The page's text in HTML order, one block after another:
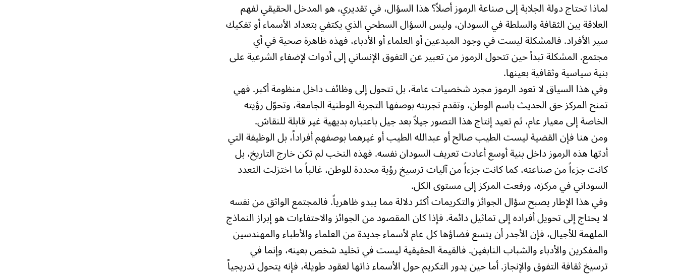
لماذا تحتاج دولة الجلابة إلى صناعة الرموز أصلاً؟ هذا السؤال، في تقديري، هو المدخل الحقيقي لفهم
العلاقة بين الثقافة والسلطة في السودان، وليس السؤال السطحي الذي يكتفي بتعداد الأسماء أو تفكيك
سير الأفراد. فالمشكلة ليست في وجود المبدعين أو العلماء أو الأدباء، فهذه ظاهرة صحية في أي
مجتمع. المشكلة تبدأ حين تتحول الرموز من تعبير عن التفوق الإنساني إلى أدوات لإضفاء الشرعية على
بنية سياسية وثقافية بعينها.
وفي هذا السياق لا تعود الرموز مجرد شخصيات عامة، بل تتحول إلى وظائف داخل منظومة أكبر. فهي
تمنح المركز حق الحديث باسم الوطن، وتقدم تجربته بوصفها التجربة الوطنية الجامعة، وتحوّل رؤيته
الخاصة إلى معيار عام، ثم تعيد إنتاج هذا التصور جيلاً بعد جيل باعتباره بديهية غير قابلة للنقاش.
ومن هنا فإن القضية ليست الطيب صالح أو عبدالله الطيب أو غيرهما بوصفهم أفراداً، بل الوظيفة التي
أدتها هذه الرموز داخل بنية أوسع أعادت تعريف السودان نفسه. فهذه النخب لم تكن خارج التاريخ، بل
كانت جزءاً من صناعته، كما كانت جزءاً من آليات ترسيخ رؤية محددة للوطن، غالباً ما اختزلت التعدد
السوداني في مركزه، ورفعت المركز إلى مستوى الكل.
وفي هذا الإطار يصبح سؤال الجوائز والتكريمات أكثر دلالة مما يبدو ظاهرياً. فالمجتمع الواثق من نفسه
لا يحتاج إلى تحويل أفراده إلى تماثيل دائمة. فإذا كان المقصود من الجوائز والاحتفاءات هو إبراز النماذج
الملهمة للأجيال، فإن الأجدر أن يتسع فضاؤها كل عام لأسماء جديدة من العلماء والأطباء والمهندسين
والمفكرين والأدباء والشباب النابغين. فالقيمة الحقيقية ليست في تخليد شخص بعينه، وإنما في
ترسيخ ثقافة التفوق والإنجاز. أما حين يدور التكريم حول الأسماء ذاتها لعقود طويلة، فإنه يتحول تدريجياً